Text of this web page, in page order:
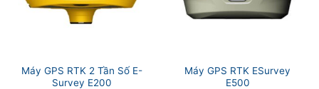
Máy GPS RTK 2 Tần Số E-
Survey E200
Máy GPS RTK ESurvey
E500